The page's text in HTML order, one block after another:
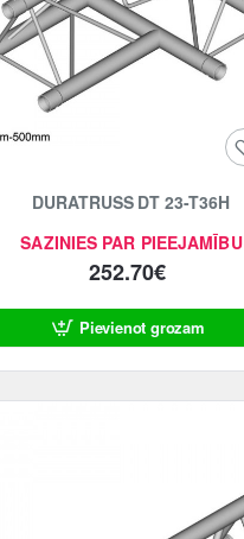
SAZINIES PAR PIEEJAMĪBU
DURATRUSS DT 23-T36H
252.70€
Pievienot grozam